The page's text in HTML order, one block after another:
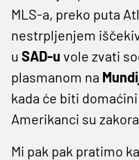
MLS-a, preko puta
nestrpljenjem
u SAD-u vole zvati
plasmanom na
kada će biti
Amerikanci su
Mi pak pak pratimo